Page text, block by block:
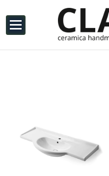
contenuto